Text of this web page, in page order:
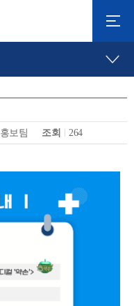
홍보팀 조회 264